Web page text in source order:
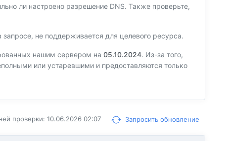
ли настроено разрешение DNS. Также проверьте,
не поддерживается для целевого ресурса.
нашим сервером на 05.10.2024. Из-за того,
или устаревшими и предоставляются только
проверки: 10.06.2026 02:07 Запросить обновление